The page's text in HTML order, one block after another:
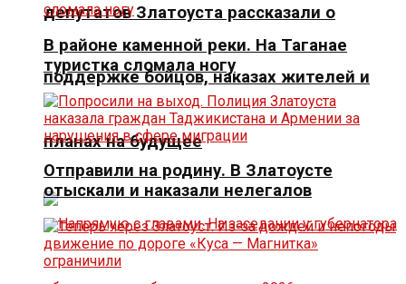
депутатов Златоуста рассказали о
поддержке бойцов, наказах жителей и
планах на будущее
В районе каменной реки. На Таганае
туристка сломала ногу
Отправили на родину. В Златоусте
отыскали и наказали нелегалов